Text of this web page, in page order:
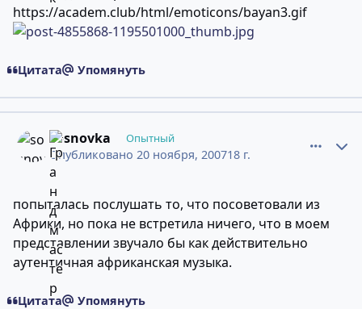
https://academ.club/html/emoticons/bayan3.gif
Цитата Упомянуть
sosnovka Опытный
Опубликовано 20 ноября, 200718 г.
попыталась послушать то, что посоветовали из
Африки, но пока не встретила ничего, что в моем
представлении звучало бы как действительно
аутентичная африканская музыка.
Цитата Упомянуть